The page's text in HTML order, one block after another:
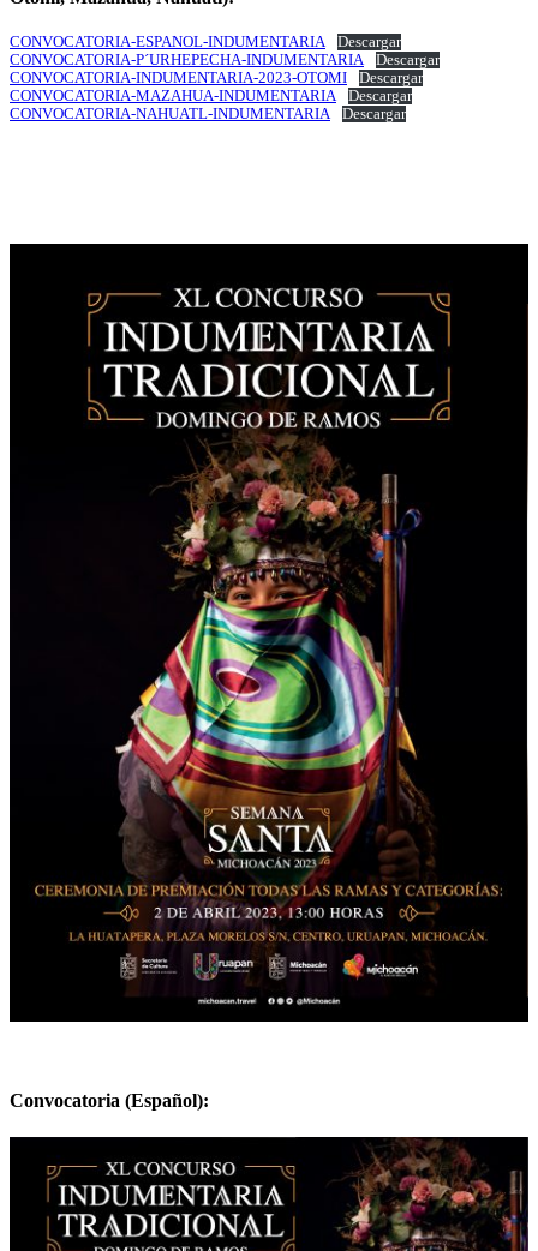
CONVOCATORIA-ESPANOL-INDUMENTARIA
Descargar
CONVOCATORIA-P´URHEPECHA-INDUMENTARIA
Descargar
CONVOCATORIA-INDUMENTARIA-2023-OTOMI
Descargar
CONVOCATORIA-MAZAHUA-INDUMENTARIA
Descargar
CONVOCATORIA-NAHUATL-INDUMENTARIA
Descargar
Convocatoria (Español):